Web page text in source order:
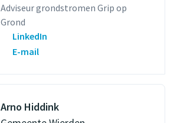
Adviseur grondstromen Grip op
Grond
LinkedIn
E-mail
Arno Hiddink